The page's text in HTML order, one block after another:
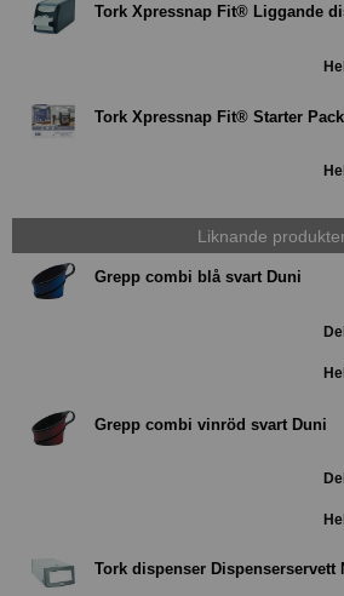
Tork Xpressnap Fit® Liggande
Tork Xpressnap Fit® Starter
Liknande
Grepp combi blå svart Duni
Grepp combi vinröd svart Duni
Tork dispenser Dispenserservett